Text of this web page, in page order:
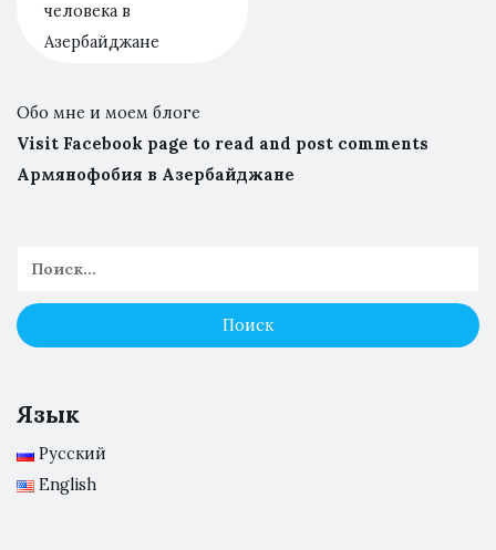
человека в
Азербайджане
Обо мне и моем блоге
Visit Facebook page to read and post comments
Армянофобия в Азербайджане
Язык
Русский
English